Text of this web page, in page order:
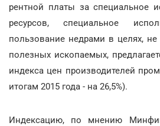
рентной платы за специальное
ресурсов, специальное
пользование недрами в целях,
полезных ископаемых,
индекса цен производителей
итогам 2015 года - на 26,5%).
Индексацию, по мнению